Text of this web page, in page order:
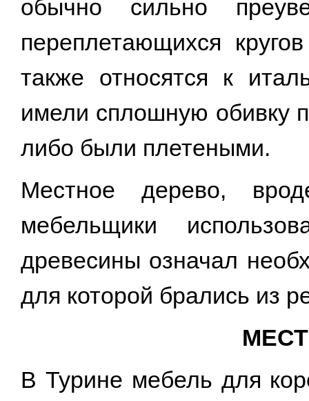
обычно сильно
переплетающихся
также относятся к
имели сплошную обивку
либо были плетеными.
Местное дерево,
мебельщики
древесины означал
для которой брались из
В Турине мебель для